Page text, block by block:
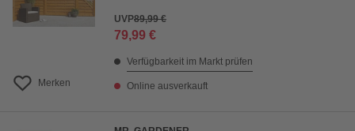
Merken
UVP89,99 €
79,99 €
Verfügbarkeit im Markt prüfen
Online ausverkauft